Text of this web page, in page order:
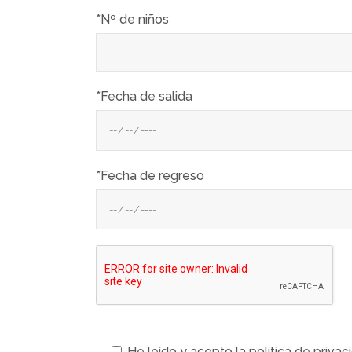
*Nº de niños
*Fecha de salida
*Fecha de regreso